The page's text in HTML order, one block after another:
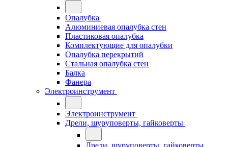
Опалубка
Алюминиевая опалубка стен
Пластиковая опалубка
Комплектующие для опалубки
Опалубка перекрытий
Стальная опалубка стен
Балка
Фанера
Электроинструмент
Электроинструмент
Дрели, шуруповерты, гайковерты
Дрели, шуруповерты, гайковерты